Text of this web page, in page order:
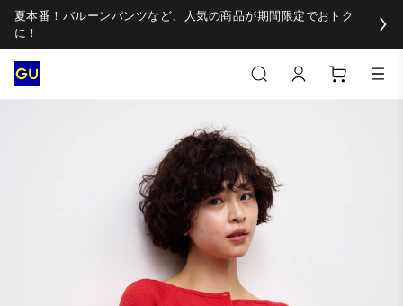
夏本番！バルーンパンツなど、人気の商品が期間限定でおトク
に！